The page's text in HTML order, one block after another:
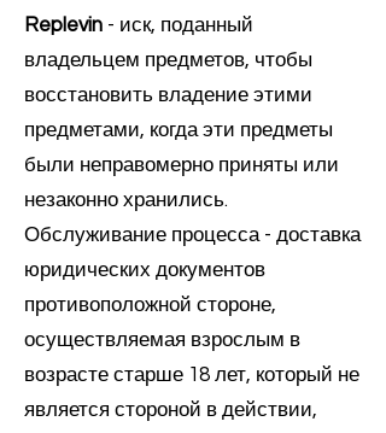
Replevin - иск, поданный
владельцем предметов, чтобы
восстановить владение этими
предметами, когда эти предметы
были неправомерно приняты или
незаконно хранились.
Обслуживание процесса - доставка
юридических документов
противоположной стороне,
осуществляемая взрослым в
возрасте старше 18 лет, который не
является стороной в действии,